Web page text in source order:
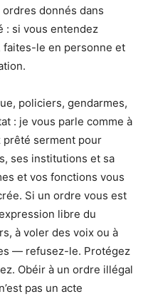
donnés dans
: si vous entendez
faites-le en personne et
policiers, gendarmes,
: je vous parle comme à
serment pour
ses institutions et sa
et vos fonctions vous
Si un ordre vous est
libre du
à voler des voix ou à
— refusez-le. Protégez
Obéir à un ordre illégal
pas un acte